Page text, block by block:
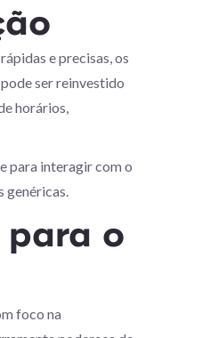
e precisas, os
ser reinvestido
horários,
para interagir com o
genéricas.
o
foco na